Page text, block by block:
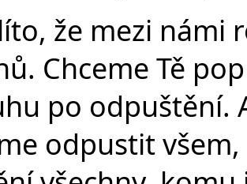
že mezi
Chceme Tě
po odpuštění.
odpustit